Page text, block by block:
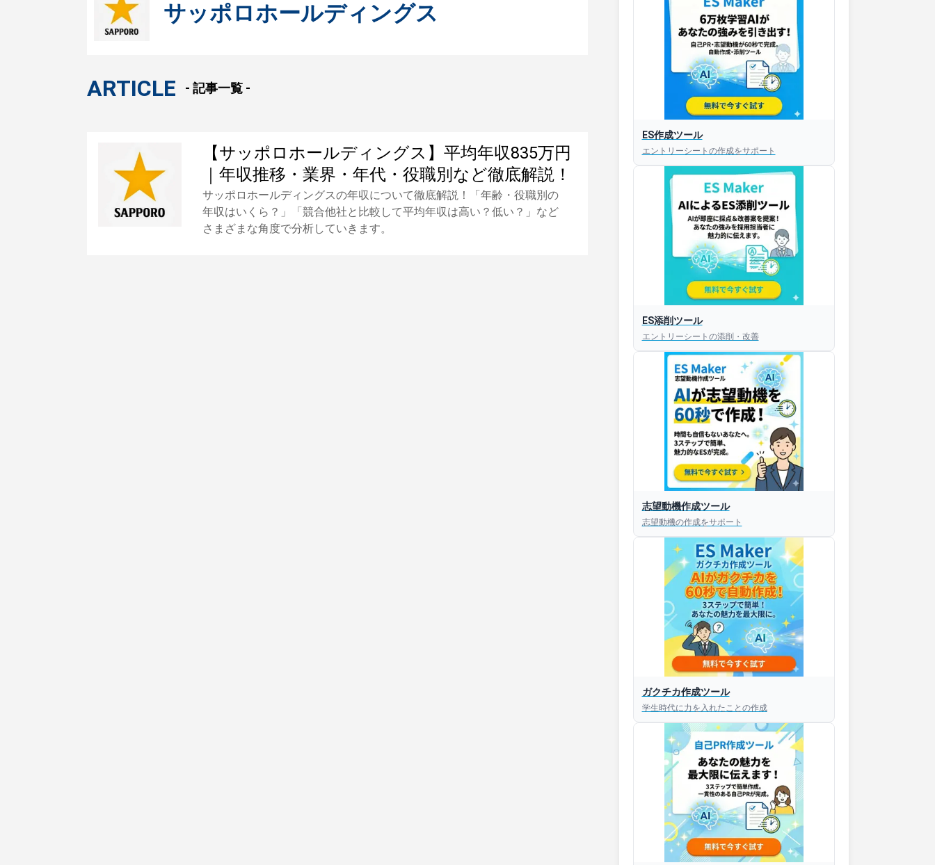
サッポロホールディングス
ARTICLE - 記事一覧 -
【サッポロホールディングス】平均年収835万円
｜年収推移・業界・年代・役職別など徹底解説！
サッポロホールディングスの年収について徹底解説！「年齢・役職別の
年収はいくら？」「競合他社と比較して平均年収は高い？低い？」など
さまざまな角度で分析していきます。
ES作成ツール
エントリーシートの作成をサポート
ES添削ツール
エントリーシートの添削・改善
志望動機作成ツール
志望動機の作成をサポート
ガクチカ作成ツール
学生時代に力を入れたことの作成